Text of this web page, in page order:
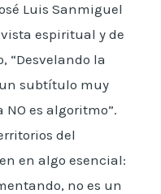
Luis Sanmiguel
espiritual y de
“Desvelando la
subtítulo muy
es algoritmo”.
del
en algo esencial:
no es un